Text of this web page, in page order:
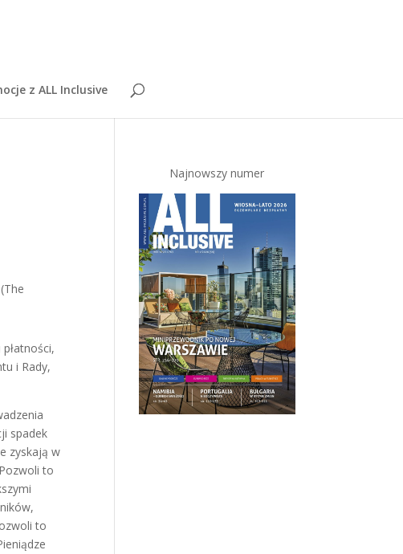
z ALL Inclusive
i Rady,
spadek
zyskają w
to
to
Najnowszy numer